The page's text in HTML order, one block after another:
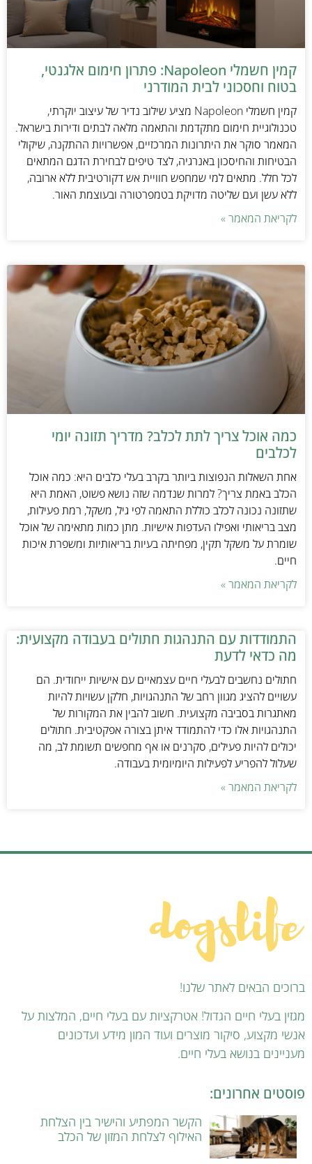
קמין חשמלי Napoleon: פתרון חימום אלגנטי,
בטוח וחסכוני לבית המודרני
קמין חשמלי Napoleon מציע שילוב נדיר של עיצוב יוקרתי,
טכנולוגיית חימום מתקדמת והתאמה מלאה לבתים ודירות בישראל.
המאמר סוקר את היתרונות המרכזיים, אפשרויות ההתקנה, שיקולי
הבטיחות והחיסכון באנרגיה, לצד טיפים לבחירת הדגם המתאים
לכל חלל. מתאים למי שמחפש חוויית אש דקורטיבית ללא ארובה,
ללא עשן ועם שליטה מדויקת בטמפרטורה ובעוצמת האור.
לקריאת המאמר »
כמה אוכל צריך לתת לכלב? מדריך תזונה יומי
לכלבים
אחת השאלות הנפוצות ביותר בקרב בעלי כלבים היא: כמה אוכל
הכלב באמת צריך? למרות שנדמה שזה נושא פשוט, האמת היא
שתזונה נכונה לכלב כוללת התאמה לפי גיל, משקל, רמת פעילות,
מצב בריאותי ואפילו העדפות אישיות. מתן כמות מתאימה של אוכל
שומרת על משקל תקין, מפחיתה בעיות בריאותיות ומשפרת איכות
חיים.
לקריאת המאמר »
התמודדות עם התנהגות חתולים בעבודה מקצועית:
מה כדאי לדעת
חתולים נחשבים לבעלי חיים עצמאיים עם אישיות ייחודית. הם
עשויים להציג מגוון רחב של התנהגויות, חלקן עשויות להיות
מאתגרות בסביבה מקצועית. חשוב להבין את המקורות של
התנהגויות אלו כדי להתמודד איתן בצורה אפקטיבית. חתולים
יכולים להיות פעילים, סקרנים או אף מחפשים תשומת לב, מה
שעלול להפריע לפעילות היומיומית בעבודה.
לקריאת המאמר »
ברוכים הבאים לאתר שלנו!
מגזין בעלי חיים הגדול! אטרקציות עם בעלי חיים, המלצות על
אנשי מקצוע, סיקור מוצרים ועוד המון מידע ועדכונים
מעניינים בנושא בעלי חיים.
פוסטים אחרונים:
הקשר המפתיע והישיר בין הצלחת
האילוף לצלחת המזון של הכלב